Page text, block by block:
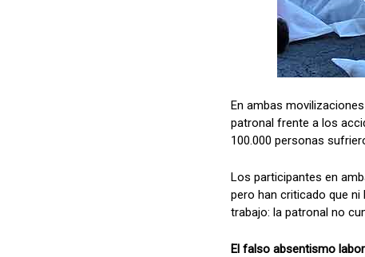
En ambas
patronal frente a los
100.000 personas
Los participantes en
pero han criticado que
trabajo: la patronal no
El falso absentismo